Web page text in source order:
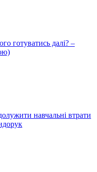
готуватись далі? –
навчальні втрати